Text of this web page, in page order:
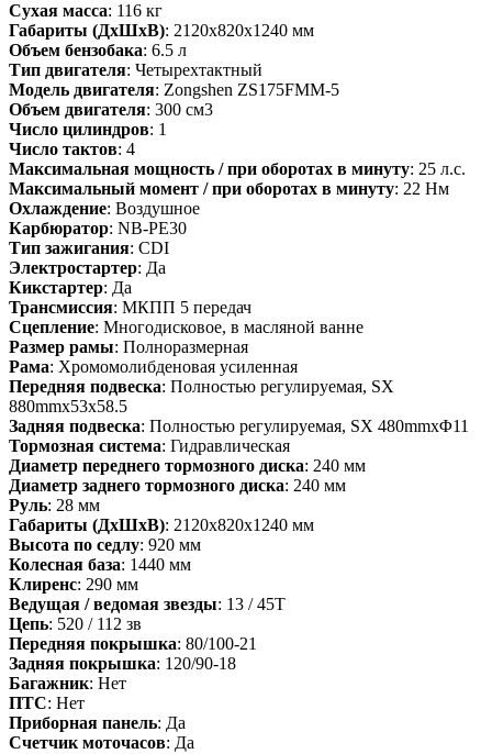
Сухая масса: 116 кг
Габариты (ДхШхВ): 2120х820х1240 мм
Объем бензобака: 6.5 л
Тип двигателя: Четырехтактный
Модель двигателя: Zongshen ZS175FMM-5
Объем двигателя: 300 см3
Число цилиндров: 1
Число тактов: 4
Максимальная мощность / при оборотах в минуту: 25 л.с.
Максимальный момент / при оборотах в минуту: 22 Нм
Охлаждение: Воздушное
Карбюратор: NB-PE30
Тип зажигания: CDI
Электростартер: Да
Кикстартер: Да
Трансмиссия: МКПП 5 передач
Сцепление: Многодисковое, в масляной ванне
Размер рамы: Полноразмерная
Рама: Хромомолибденовая усиленная
Передняя подвеска: Полностью регулируемая, SX
880mmx53x58.5
Задняя подвеска: Полностью регулируемая, SX 480mmxΦ11
Тормозная система: Гидравлическая
Диаметр переднего тормозного диска: 240 мм
Диаметр заднего тормозного диска: 240 мм
Руль: 28 мм
Габариты (ДхШхВ): 2120х820х1240 мм
Высота по седлу: 920 мм
Колесная база: 1440 мм
Клиренс: 290 мм
Ведущая / ведомая звезды: 13 / 45T
Цепь: 520 / 112 зв
Передняя покрышка: 80/100-21
Задняя покрышка: 120/90-18
Багажник: Нет
ПТС: Нет
Приборная панель: Да
Счетчик моточасов: Да